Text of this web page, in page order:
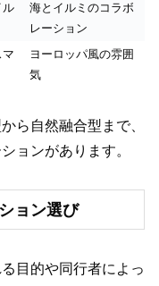
ル
海とイルミのコラボ
レーション
マ
ヨーロッパ風の雰囲
気
ら自然融合型まで、
ョンがあります。
ョン選び
目的や同行者によっ